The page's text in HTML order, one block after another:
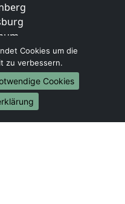
Cookies um die
zu verbessern.
Cookies